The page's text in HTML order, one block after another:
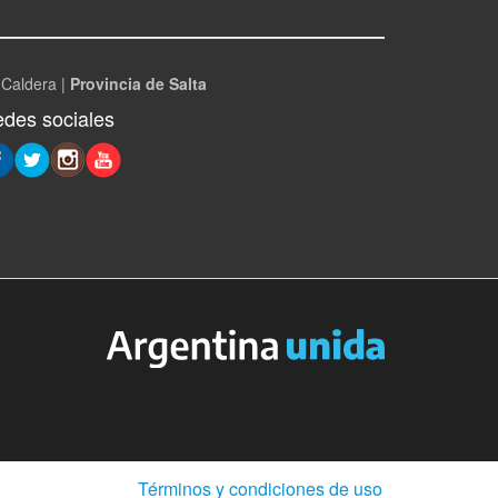
| Provincia de Salta
sociales
Términos y condiciones de uso(Abre